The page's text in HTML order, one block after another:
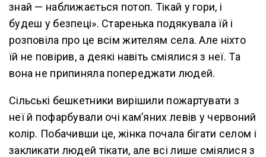
знай — наближається потоп. Тікай у гори, і
будеш у безпеці». Старенька подякувала їй і
розповіла про це всім жителям села. Але ніхто
їй не повірив, а деякі навіть сміялися з неї. Та
вона не припиняла попереджати людей.
Сільські бешкетники вирішили пожартувати з
неї й пофарбували очі кам’яних левів у червоний
колір. Побачивши це, жінка почала бігати селом і
закликати людей тікати, але всі лише сміялися з